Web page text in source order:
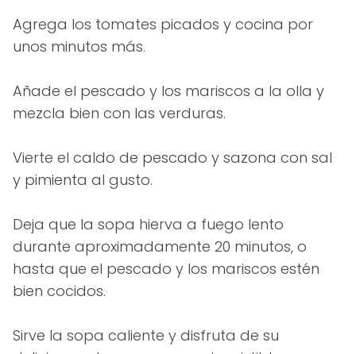
Agrega los tomates picados y cocina por
unos minutos más.
Añade el pescado y los mariscos a la olla y
mezcla bien con las verduras.
Vierte el caldo de pescado y sazona con sal
y pimienta al gusto.
Deja que la sopa hierva a fuego lento
durante aproximadamente 20 minutos, o
hasta que el pescado y los mariscos estén
bien cocidos.
Sirve la sopa caliente y disfruta de su